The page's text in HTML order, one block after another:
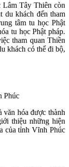
Lâm Tây Thiên còn
du khách đến tham
tâm tu học Phật
tu học Phật pháp.
tham quan Thiền
khách có thể đi bộ,
Phúc
văn hóa được thành
thiệu những hiện
của tỉnh Vĩnh Phúc